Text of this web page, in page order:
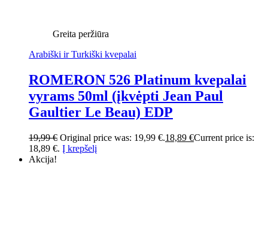
Greita peržiūra
Arabiški ir Turkiški kvepalai
ROMERON 526 Platinum kvepalai
vyrams 50ml (įkvėpti Jean Paul
Gaultier Le Beau) EDP
19,99€ Original price was: 19,99 €.18,89 €Current price is:
18,89 €. Į krepšelį
Akcija!